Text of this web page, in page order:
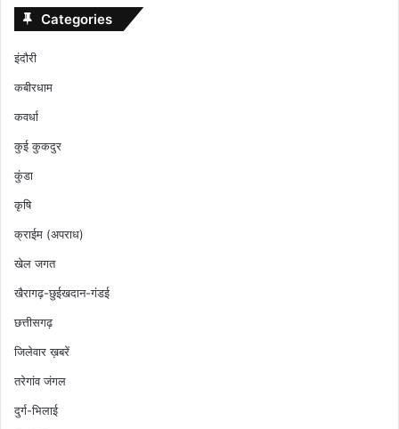
Categories
इंदौरी
कबीरधाम
कवर्धा
कुई कुकदुर
कुंडा
कृषि
क्राईम (अपराध)
खेल जगत
खैरागढ़-छुईखदान-गंडई
छत्तीसगढ़
जिलेवार ख़बरें
तरेगांव जंगल
दुर्ग-भिलाई